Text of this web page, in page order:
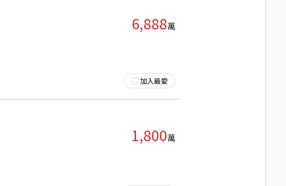
6,888萬
加入最愛
1,800萬